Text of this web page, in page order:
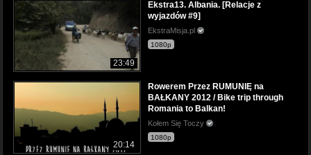
23:49
Ekstra13. Albania. [Relacje z
wyjazdów #9]
EkstraMisja.pl
1080p
20:14
Rowerem Przez RUMUNIĘ na
BAŁKANY 2012 / Bike trip through
Romania to Balkan!
Kołem Się Toczy
1080p